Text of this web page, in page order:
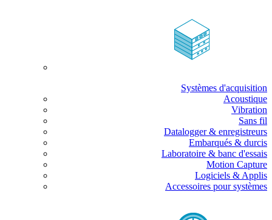
Systèmes d'acquisition
Acoustique
Vibration
Sans fil
Datalogger & enregistreurs
Embarqués & durcis
Laboratoire & banc d'essais
Motion Capture
Logiciels & Applis
Accessoires pour systèmes